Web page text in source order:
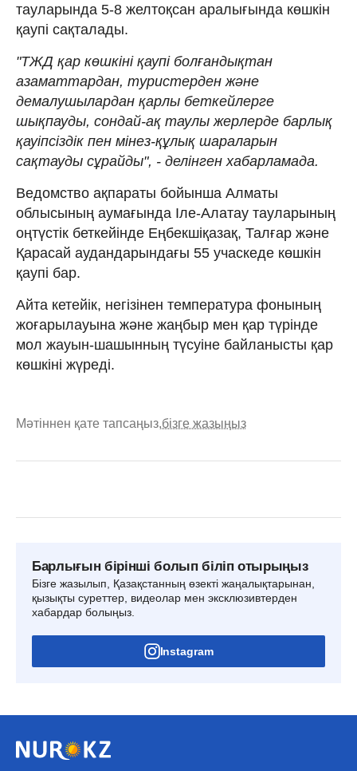
тауларында 5-8 желтоқсан аралығында көшкін
қаупі сақталады.
"ТЖД қар көшкіні қаупі болғандықтан
азаматтардан, туристерден және
демалушылардан қарлы беткейлерге
шықпауды, сондай-ақ таулы жерлерде барлық
қауіпсіздік пен мінез-құлық шараларын
сақтауды сұрайды", - делінген хабарламада.
Ведомство ақпараты бойынша Алматы
облысының аумағында Іле-Алатау тауларының
оңтүстік беткейінде Еңбекшіқазақ, Талғар және
Қарасай аудандарындағы 55 учаскеде көшкін
қаупі бар.
Айта кетейік, негізінен температура фонының
жоғарылауына және жаңбыр мен қар түрінде
мол жауын-шашынның түсуіне байланысты қар
көшкіні жүреді.
Мәтіннен қате тапсаңыз,бізге жазыңыз
Барлығын бірінші болып біліп отырыңыз
Бізге жазылып, Қазақстанның өзекті жаңалықтарынан,
қызықты суреттер, видеолар мен эксклюзивтерден
хабардар болыңыз.
Instagram